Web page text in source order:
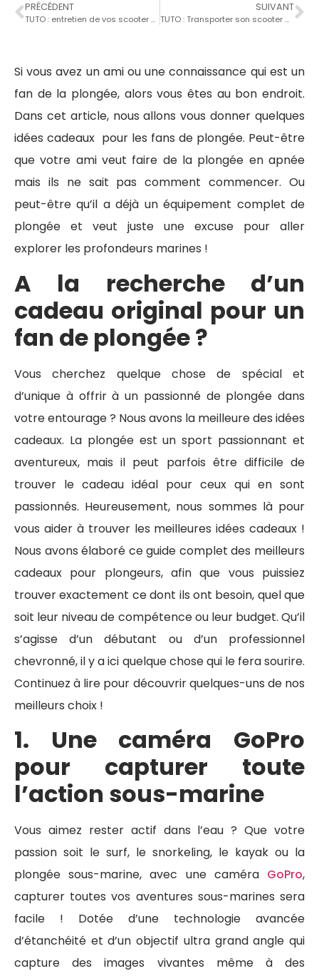
PRÉCÉDENT
TUTO : entretien de vos scooter sous marin Sublue l’hiver
SUIVANT
TUTO : Transporter son scooter sous marin en sécurité en avion ?
Si vous avez un ami ou une connaissance qui est un
fan de la plongée, alors vous êtes au bon endroit.
Dans cet article, nous allons vous donner quelques
idées cadeaux pour les fans de plongée. Peut-être
que votre ami veut faire de la plongée en apnée
mais ils ne sait pas comment commencer. Ou
peut-être qu’il a déjà un équipement complet de
plongée et veut juste une excuse pour aller
explorer les profondeurs marines !
A la recherche d’un
cadeau original pour un
fan de plongée ?
Vous cherchez quelque chose de spécial et
d’unique à offrir à un passionné de plongée dans
votre entourage ? Nous avons la meilleure des idées
cadeaux. La plongée est un sport passionnant et
aventureux, mais il peut parfois être difficile de
trouver le cadeau idéal pour ceux qui en sont
passionnés. Heureusement, nous sommes là pour
vous aider à trouver les meilleures idées cadeaux !
Nous avons élaboré ce guide complet des meilleurs
cadeaux pour plongeurs, afin que vous puissiez
trouver exactement ce dont ils ont besoin, quel que
soit leur niveau de compétence ou leur budget. Qu’il
s’agisse d’un débutant ou d’un professionnel
chevronné, il y a ici quelque chose qui le fera sourire.
Continuez à lire pour découvrir quelques-uns de nos
meilleurs choix !
1. Une caméra GoPro
pour capturer toute
l’action sous-marine
Vous aimez rester actif dans l’eau ? Que votre
passion soit le surf, le snorkeling, le kayak ou la
plongée sous-marine, avec une caméra GoPro,
capturer toutes vos aventures sous-marines sera
facile ! Dotée d’une technologie avancée
d’étanchéité et d’un objectif ultra grand angle qui
capture des images vivantes même à des